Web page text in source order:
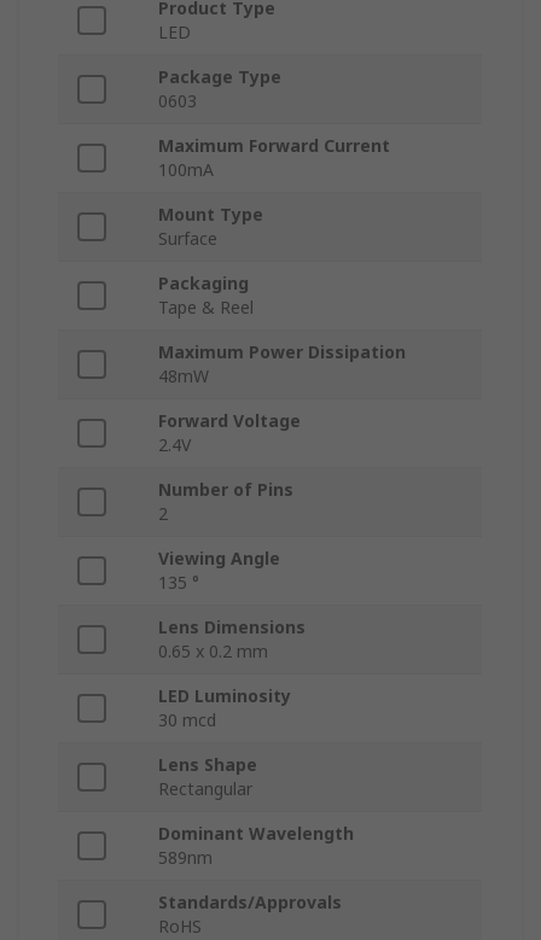
Product Type
LED
Package Type
0603
Maximum Forward Current
100mA
Mount Type
Surface
Packaging
Tape & Reel
Maximum Power Dissipation
48mW
Forward Voltage
2.4V
Number of Pins
2
Viewing Angle
135 °
Lens Dimensions
0.65 x 0.2 mm
LED Luminosity
30 mcd
Lens Shape
Rectangular
Dominant Wavelength
589nm
Standards/Approvals
RoHS